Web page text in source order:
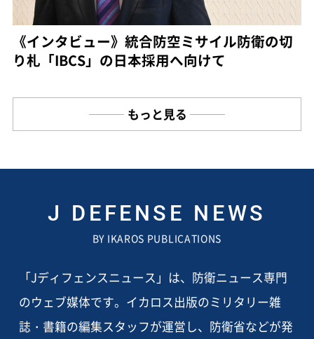
《インタビュー》統合防空ミサイル防衛の切
り札「IBCS」の日本採用へ向けて
もっと見る
J DEFENSE NEWS
BY IKAROS PUBLICATIONS
「Jディフェンスニュース」は、防衛ニュース専門
のウェブ媒体です。イカロス出版のミリタリー雑
誌・書籍の編集スタッフが運営し、防衛省などが発